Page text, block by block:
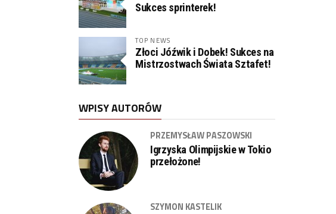
Sukces sprinterek!
TOP NEWS
Złoci Jóźwik i Dobek! Sukces na
Mistrzostwach Świata Sztafet!
WPISY AUTORÓW
PRZEMYSŁAW PASZOWSKI
Igrzyska Olimpijskie w Tokio
przełożone!
SZYMON KASTELIK